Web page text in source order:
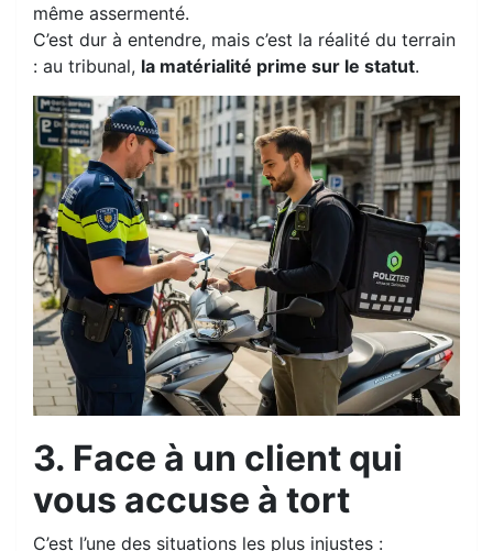
même assermenté.
C’est dur à entendre, mais c’est la réalité du terrain
: au tribunal, la matérialité prime sur le statut.
3. Face à un client qui
vous accuse à tort
C’est l’une des situations les plus injustes :